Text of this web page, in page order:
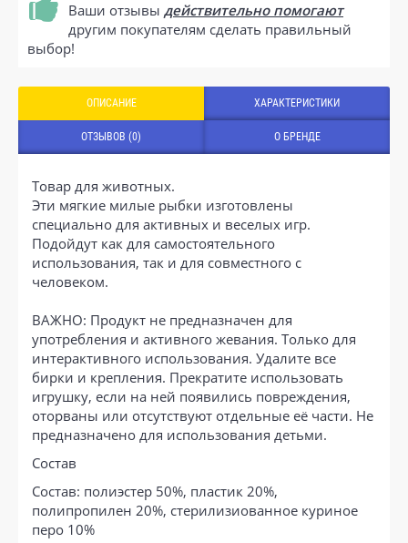
Ваши отзывы действительно помогают
другим покупателям сделать правильный
выбор!
ОПИСАНИЕ ХАРАКТЕРИСТИКИ
ОТЗЫВОВ (0) О БРЕНДЕ
Товар для животных.
Эти мягкие милые рыбки изготовлены
специально для активных и веселых игр.
Подойдут как для самостоятельного
использования, так и для совместного с
человеком.
ВАЖНО: Продукт не предназначен для
употребления и активного жевания. Только для
интерактивного использования. Удалите все
бирки и крепления. Прекратите использовать
игрушку, если на ней появились повреждения,
оторваны или отсутствуют отдельные её части. Не
предназначено для использования детьми.
Состав
Состав: полиэстер 50%, пластик 20%,
полипропилен 20%, стерилизиованное куриное
перо 10%